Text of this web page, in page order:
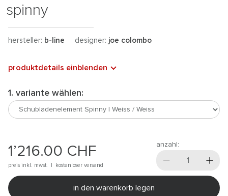
spinny
hersteller: b-line designer: joe colombo
produktdetails einblenden
1. variante wählen:
1’216.00 CHF
preis inkl. mwst. | kostenloser versand
anzahl:
in den warenkorb legen